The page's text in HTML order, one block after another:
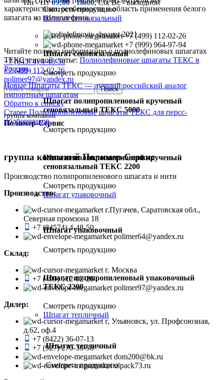
Пн - Пт09:00 - 18:00, Сб, Вс - выходной
+7 (499) 112-02-26
+7 (999) 964-97-94
+7 (84574) 4-48-50
+7 (499) 112-02-26
polimer97@yandex.ru
Поиск
группа компаний
Полимер-Сервис
Смотреть продукцию
Шпагат сеновязальный
Шпагат сеновязальный
Смотреть продукцию
Шпагат полипропиленовый крученый
сеновязальный ТЕКС 5000
Смотреть продукцию
Шпагат полипропиленовый крученый
сеновязальный ТЕКС 2200
Смотреть продукцию
Шпагат упаковочный
Шпагат упаковочный
Смотреть продукцию
Шпагат полипропиленовый упаковочный
ТЕКС 2200
Смотреть продукцию
Шпагат тепличный
Шпагат тепличный
Смотреть продукцию
характеристики, особенности и область применения белого
шпагата из полиолефина.
Читайте полную информацию о полиолефиновых шпагатах
ТЕКС в новой статье: Полиолефиновые шпагаты ТЕКС в
России.
Новые Шпагаты ТЕКС — лучший российский аналог
импортным шпагатам
Обратно к списку
Старее Полипропиленовые шпагаты ТЕКС для персс-
подборщиков
группа компаний Полимер-Сервис
Производство полипропиленового шпагата и нити
Производство:
г.Пугачев, Саратовская обл.,
Северная промзона 18
+7 (84574) 4-48-50
polimer64@yandex.ru
Склад:
г. Москва
+7 (499) 112-02-26
polimer97@yandex.ru
Дилер:
г, Ульяновск, ул. Профсоюзная,
д.62, оф.4
+7 (8422) 36-07-13
+7 (927) 270-30-98
dom200@bk.ru
ulpack73.ru